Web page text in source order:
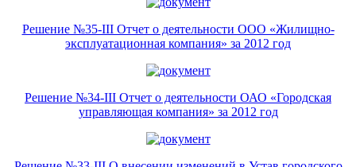
Решение №35-III Отчет о деятельности ООО «Жилищно-
эксплуатационная компания» за 2012 год
Решение №34-III Отчет о деятельности ОАО «Городская
управляющая компания» за 2012 год